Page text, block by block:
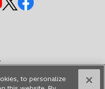
し
く
し
く
く
to personalize